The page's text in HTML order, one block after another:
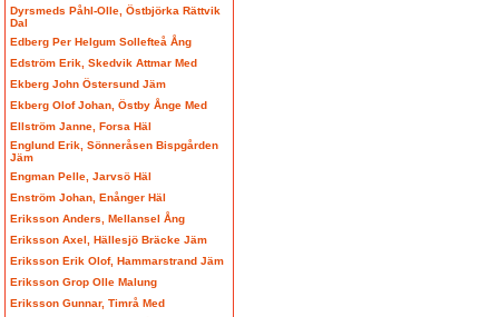
Dyrsmeds Påhl-Olle, Östbjörka Rättvik
Dal
Edberg Per Helgum Sollefteå Ång
Edström Erik, Skedvik Attmar Med
Ekberg John Östersund Jäm
Ekberg Olof Johan, Östby Ånge Med
Ellström Janne, Forsa Häl
Englund Erik, Sönneråsen Bispgården
Jäm
Engman Pelle, Jarvsö Häl
Enström Johan, Enånger Häl
Eriksson Anders, Mellansel Ång
Eriksson Axel, Hällesjö Bräcke Jäm
Eriksson Erik Olof, Hammarstrand Jäm
Eriksson Grop Olle Malung
Eriksson Gunnar, Timrå Med